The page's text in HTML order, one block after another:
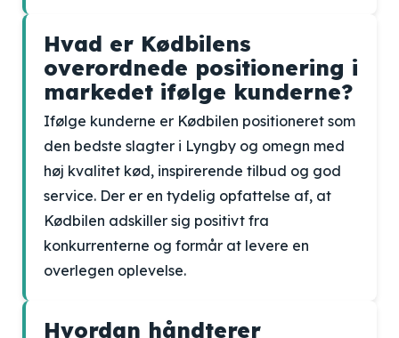
Hvad er Kødbilens
overordnede positionering i
markedet ifølge kunderne?
Ifølge kunderne er Kødbilen positioneret som
den bedste slagter i Lyngby og omegn med
høj kvalitet kød, inspirerende tilbud og god
service. Der er en tydelig opfattelse af, at
Kødbilen adskiller sig positivt fra
konkurrenterne og formår at levere en
overlegen oplevelse.
Hvordan håndterer